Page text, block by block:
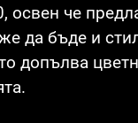
освен че
да бъде и
допълва